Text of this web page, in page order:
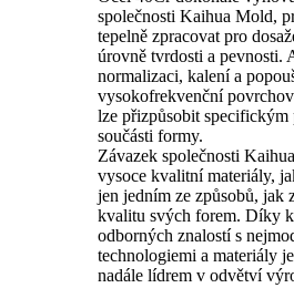
společnosti Kaihua Mold,
tepelně zpracovat pro
úrovně tvrdosti a pevnosti.
normalizaci, kalení a
vysokofrekvenční
lze přizpůsobit
součásti formy.
Závazek společnosti
vysoce kvalitní materiály,
jen jedním ze způsobů, jak
kvalitu svých forem. Díky
odborných znalostí s
technologiemi a materiály
nadále lídrem v odvětví